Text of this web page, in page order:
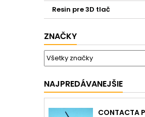
Resin pre 3D tlač
ZNAČKY
NAJPREDÁVANEJŠIE